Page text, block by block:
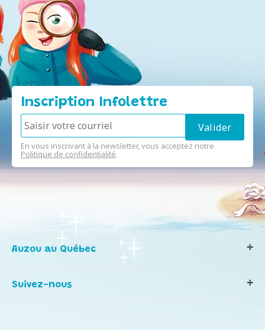
Inscription Infolettre
En vous inscrivant à la newsletter, vous acceptez notre
Politique de confidentialité.
Auzou au Québec
Notre histoire
Suivez-nous